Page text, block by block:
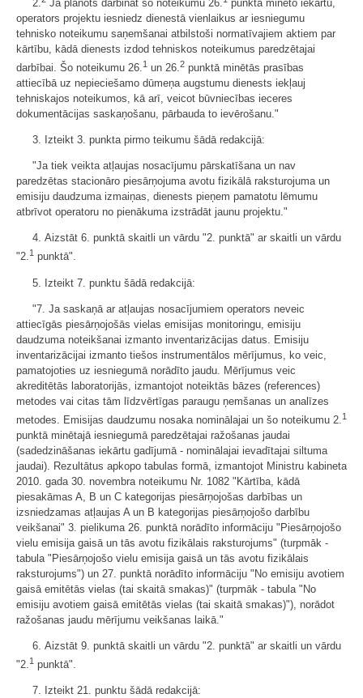
2. Ja plānots darbināt šo noteikumu 26.
punktā minēto iekārtu,
operators projektu iesniedz dienestā vienlaikus ar iesniegumu
tehnisko noteikumu saņemšanai atbilstoši normatīvajiem aktiem par
kārtību, kādā dienests izdod tehniskos noteikumus paredzētajai
darbībai. Šo noteikumu 26.1 un 26.2 punktā minētās prasības
attiecībā uz nepieciešamo dūmeņa augstumu dienests iekļauj
tehniskajos noteikumos, kā arī, veicot būvniecības ieceres
dokumentācijas saskaņošanu, pārbauda to ievērošanu."
3. Izteikt 3. punkta pirmo teikumu šādā redakcijā:
"Ja tiek veikta atļaujas nosacījumu pārskatīšana un nav
paredzētas stacionāro piesārņojuma avotu fizikālā raksturojuma un
emisiju daudzuma izmaiņas, dienests pieņem pamatotu lēmumu
atbrīvot operatoru no pienākuma izstrādāt jaunu projektu."
4. Aizstāt 6. punktā skaitli un vārdu "2. punktā" ar skaitli un vārdu
"2.1 punktā".
5. Izteikt 7. punktu šādā redakcijā:
"7. Ja saskaņā ar atļaujas nosacījumiem operators neveic
attiecīgās piesārņojošās vielas emisijas monitoringu, emisiju
daudzuma noteikšanai izmanto inventarizācijas datus. Emisiju
inventarizācijai izmanto tiešos instrumentālos mērījumus, ko veic,
pamatojoties uz iesniegumā norādīto jaudu. Mērījumus veic
akreditētās laboratorijās, izmantojot noteiktās bāzes (references)
metodes vai citas tām līdzvērtīgas paraugu ņemšanas un analīzes
metodes. Emisijas daudzumu nosaka nominālajai un šo noteikumu 2. 1
punktā minētajā iesniegumā paredzētajai ražošanas jaudai
(sadedzināšanas iekārtu gadījumā - nominālajai ievadītajai siltuma
jaudai). Rezultātus apkopo tabulas formā, izmantojot Ministru kabineta
2010. gada 30. novembra noteikumu Nr. 1082 "Kārtība, kādā
piesakāmas A, B un C kategorijas piesārņojošas darbības un
izsniedzamas atļaujas A un B kategorijas piesārņojošo darbību
veikšanai" 3. pielikuma 26. punktā norādīto informāciju "Piesārņojošo
vielu emisija gaisā un tās avotu fizikālais raksturojums" (turpmāk -
tabula "Piesārņojošo vielu emisija gaisā un tās avotu fizikālais
raksturojums") un 27. punktā norādīto informāciju "No emisiju avotiem
gaisā emitētās vielas (tai skaitā smakas)" (turpmāk - tabula "No
emisiju avotiem gaisā emitētās vielas (tai skaitā smakas)"), norādot
ražošanas jaudu mērījumu veikšanas laikā."
6. Aizstāt 9. punktā skaitli un vārdu "2. punktā" ar skaitli un vārdu
"2.1 punktā".
7. Izteikt 21. punktu šādā redakcijā: